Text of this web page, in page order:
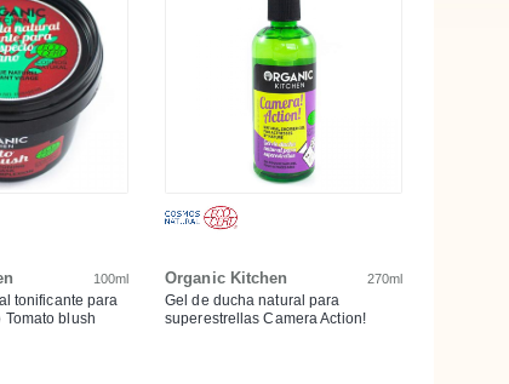
100ml
tonificante para
blush
Organic Kitchen 270ml
Gel de ducha natural para
superestrellas Camera Action!